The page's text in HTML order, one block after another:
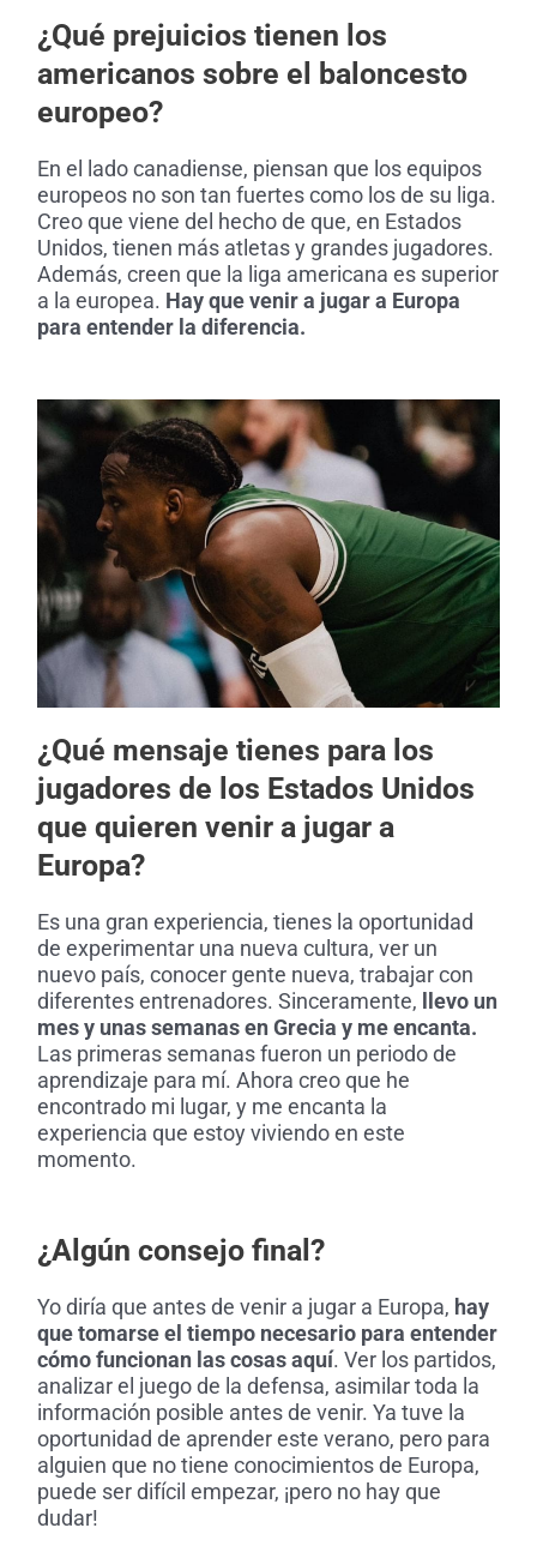
¿Qué prejuicios tienen los
americanos sobre el baloncesto
europeo?
En el lado canadiense, piensan que los equipos
europeos no son tan fuertes como los de su liga.
Creo que viene del hecho de que, en Estados
Unidos, tienen más atletas y grandes jugadores.
Además, creen que la liga americana es superior
a la europea. Hay que venir a jugar a Europa
para entender la diferencia.
¿Qué mensaje tienes para los
jugadores de los Estados Unidos
que quieren venir a jugar a
Europa?
Es una gran experiencia, tienes la oportunidad
de experimentar una nueva cultura, ver un
nuevo país, conocer gente nueva, trabajar con
diferentes entrenadores. Sinceramente, llevo un
mes y unas semanas en Grecia y me encanta.
Las primeras semanas fueron un periodo de
aprendizaje para mí. Ahora creo que he
encontrado mi lugar, y me encanta la
experiencia que estoy viviendo en este
momento.
¿Algún consejo final?
Yo diría que antes de venir a jugar a Europa, hay
que tomarse el tiempo necesario para entender
cómo funcionan las cosas aquí. Ver los partidos,
analizar el juego de la defensa, asimilar toda la
información posible antes de venir. Ya tuve la
oportunidad de aprender este verano, pero para
alguien que no tiene conocimientos de Europa,
puede ser difícil empezar, ¡pero no hay que
dudar!